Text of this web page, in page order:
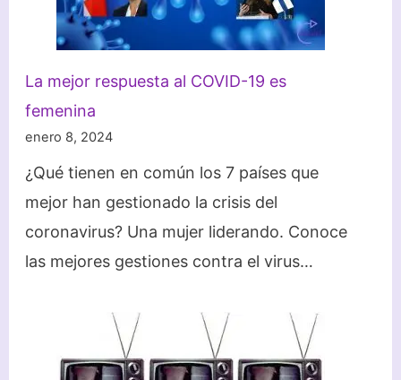
La mejor respuesta al COVID-19 es
femenina
enero 8, 2024
¿Qué tienen en común los 7 países que
mejor han gestionado la crisis del
coronavirus? Una mujer liderando. Conoce
las mejores gestiones contra el virus…